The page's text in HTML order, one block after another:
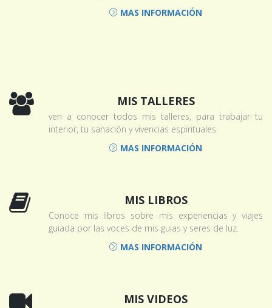
MAS INFORMACIÓN
MIS TALLERES
ven a conocer todos mis talleres, para trabajar tu
interior, tu sanación y vivencias espirituales.
MAS INFORMACIÓN
MIS LIBROS
Conoce mis libros sobre mis experiencias y viajes
guiada por las voces de mis guias y seres de luz.
MAS INFORMACIÓN
MIS VIDEOS